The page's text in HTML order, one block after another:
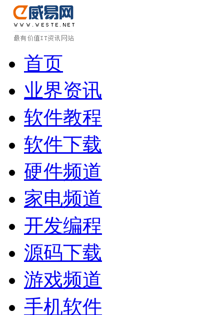
首页
业界资讯
软件教程
软件下载
硬件频道
家电频道
开发编程
源码下载
游戏频道
手机软件